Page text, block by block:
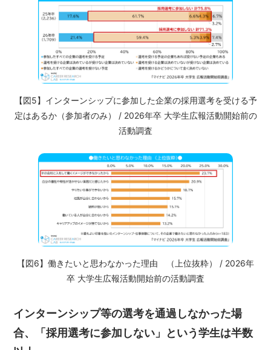
【図5】インターンシップに参加した企業の採用選考を受ける予
定はあるか（参加者のみ） / 2026年卒 大学生広報活動開始前の
活動調査
【図6】働きたいと思わなかった理由 （上位抜粋） / 2026年
卒 大学生広報活動開始前の活動調査
インターンシップ等の選考を通過しなかった場
合、「採用選考に参加しない」という学生は半数